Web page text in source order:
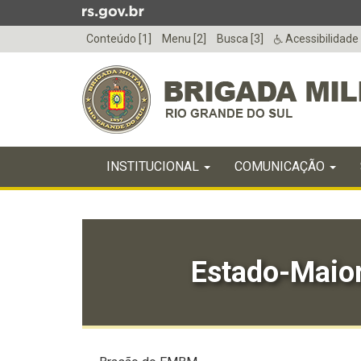
para
menu
Conteúdo [1] Menu [2] Busca [3] Acessibilidade
do
menu
INICIAL
INSTITUCIONAL COMUNICAÇÃO
Estado-